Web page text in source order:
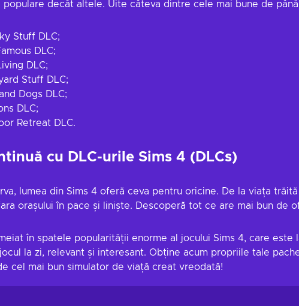
populare decât altele. Uite câteva dintre cele mai bune de până
Stuff DLC;
DLC;
DLC;
Stuff DLC;
Dogs DLC;
DLC;
Retreat DLC.
cu DLC-urile Sims 4 (DLCs)
lumea din Sims 4 oferă ceva pentru oricine. De la viața
orașului în pace și liniște. Descoperă tot ce are mai bun de
în spatele popularității enorme al jocului Sims 4, care
la zi, relevant și interesant. Obține acum propriile tale
cel mai bun simulator de viață creat vreodată!